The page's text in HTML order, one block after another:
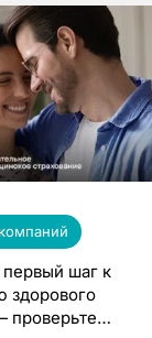
шаг к
здорового